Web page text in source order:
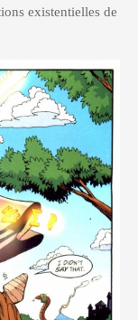
existentielles de